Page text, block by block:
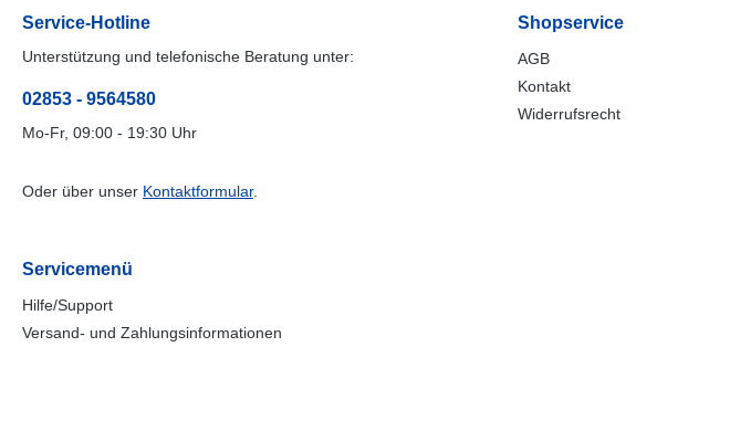
Service-Hotline
Unterstützung und telefonische Beratung unter:
02853 - 9564580
Mo-Fr, 09:00 - 19:30 Uhr
Oder über unser Kontaktformular.
Shopservice
AGB
Kontakt
Widerrufsrecht
Servicemenü
Hilfe/Support
Versand- und Zahlungsinformationen